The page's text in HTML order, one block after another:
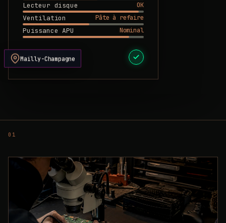
Lecteur disque
OK
Ventilation
Pâte à refaire
Puissance APU
Nominal
DEVIS PRÊT
Mailly-Champagne